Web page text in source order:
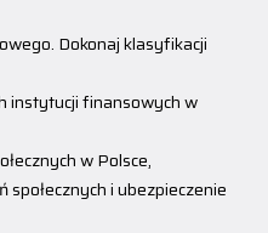
Dokonaj klasyfikacji
instytucji finansowych w
w Polsce,
społecznych i ubezpieczenie